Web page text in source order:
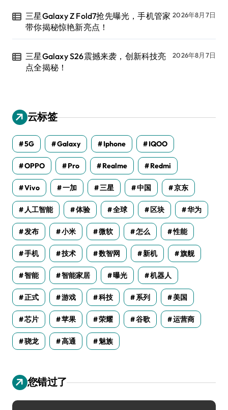
三星Galaxy Z Fold7抢先曝光，手机管家
带你揭秘惊艳新亮点！
2026年8月7日
三星Galaxy S26震撼来袭，创新科技亮
点全揭秘！
2026年8月7日
云标签
5G Galaxy Iphone IQOO
OPPO Pro Realme Redmi
Vivo 一加 三星 中国 京东
人工智能 体验 全球 区块 华为
发布 小米 微软 怎么 性能
手机 技术 数智网 新机 旗舰
智能 智能家居 曝光 机器人
正式 游戏 科技 系列 美国
芯片 苹果 荣耀 谷歌 运营商
骁龙 高通 魅族
您错过了